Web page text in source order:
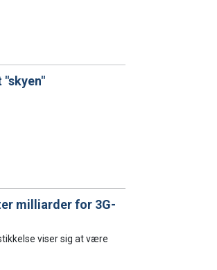
milliarder for 3G-
viser sig at være